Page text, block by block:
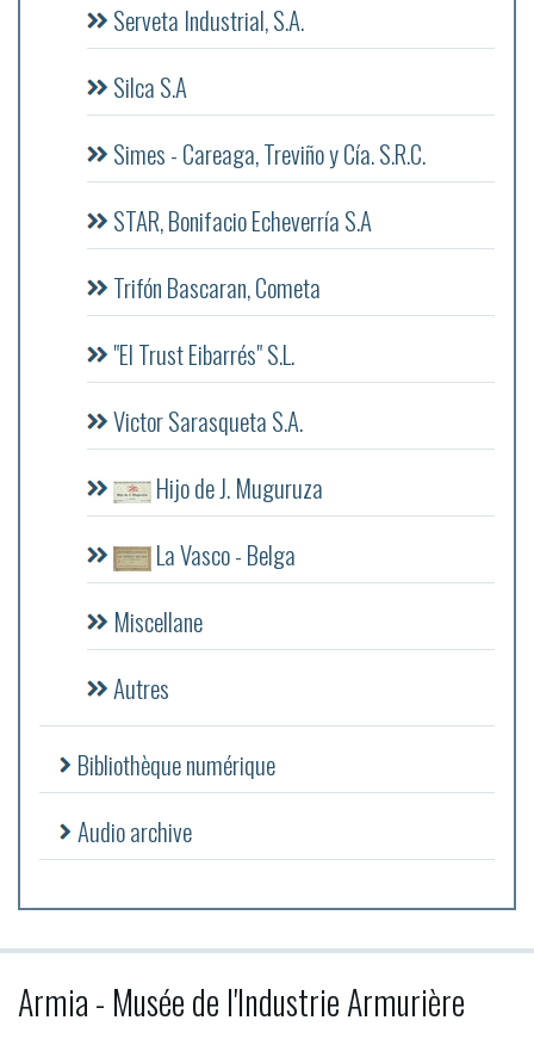
Serveta Industrial, S.A.
Silca S.A
Simes - Careaga, Treviño y Cía. S.R.C.
STAR, Bonifacio Echeverría S.A
Trifón Bascaran, Cometa
"El Trust Eibarrés" S.L.
Victor Sarasqueta S.A.
Hijo de J. Muguruza
La Vasco - Belga
Miscellane
Autres
Bibliothèque numérique
Audio archive
Armia - Musée de l'Industrie Armurière